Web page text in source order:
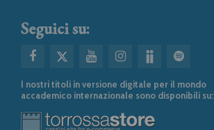
Seguici su:
I nostri titoli in versione digitale per il mondo
accademico internazionale sono disponibili su: